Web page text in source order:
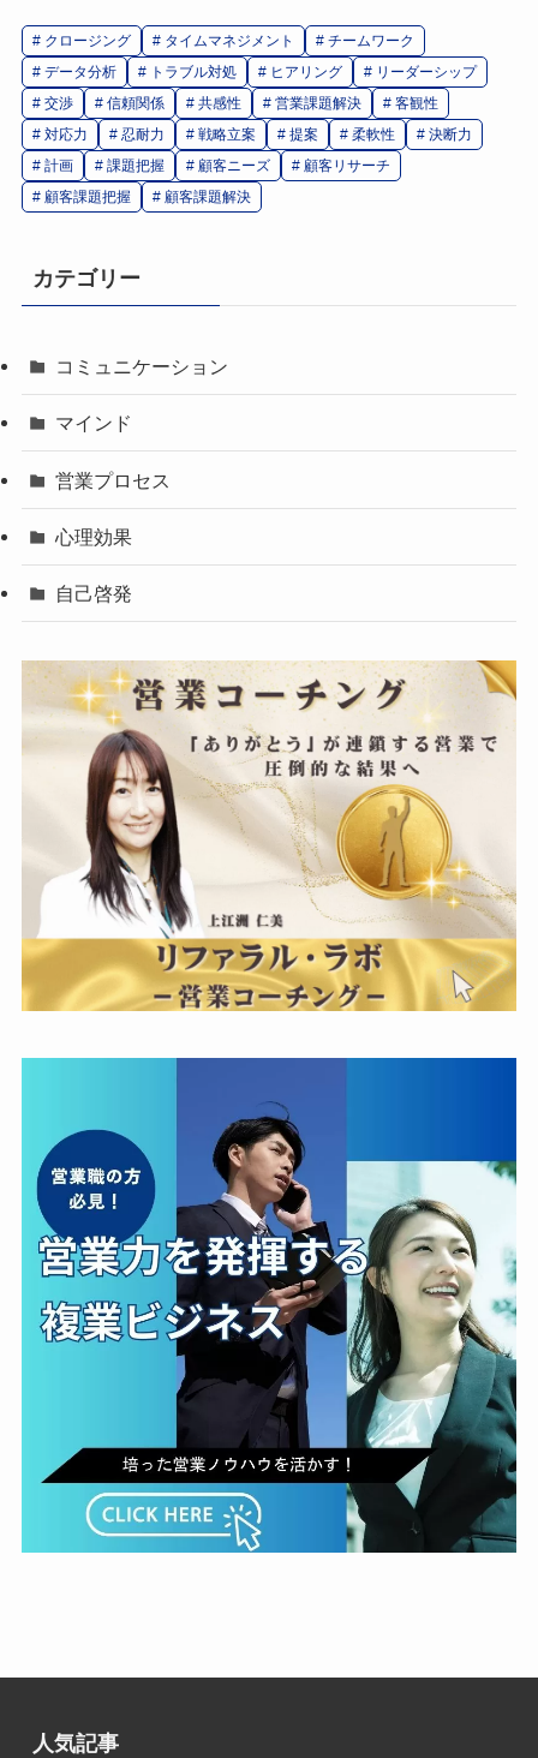
クロージング タイムマネジメント
チームワーク
データ分析
トラブル対処 ヒアリング
リーダーシップ
交渉
信頼関係 共感性 営業課題解決
客観性
対応力
忍耐力 戦略立案 提案 柔軟性
決断力
計画
課題把握 顧客ニーズ
顧客リサーチ
顧客課題把握
顧客課題解決
カテゴリー
コミュニケーション
マインド
営業プロセス
心理効果
自己啓発
人気記事